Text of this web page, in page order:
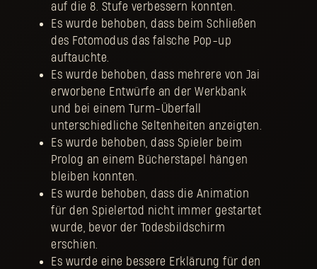
auf die 8. Stufe verbessern konnten.
Es wurde behoben, dass beim Schließen
des Fotomodus das falsche Pop-up
auftauchte.
Es wurde behoben, dass mehrere von Jai
erworbene Entwürfe an der Werkbank
und bei einem Turm-Überfall
unterschiedliche Seltenheiten anzeigten.
Es wurde behoben, dass Spieler beim
Prolog an einem Bücherstapel hängen
bleiben konnten.
Es wurde behoben, dass die Animation
für den Spielertod nicht immer gestartet
wurde, bevor der Todesbildschirm
erschien.
Es wurde eine bessere Erklärung für den